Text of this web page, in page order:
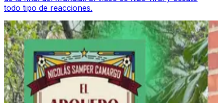
todo tipo de reacciones.